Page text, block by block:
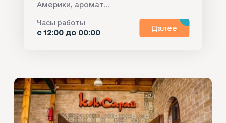
Америки, аромат...
Часы работы
с 12:00 до 00:00
Далее